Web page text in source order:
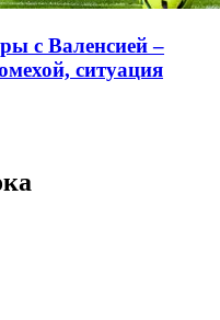
с Валенсией –
ситуация